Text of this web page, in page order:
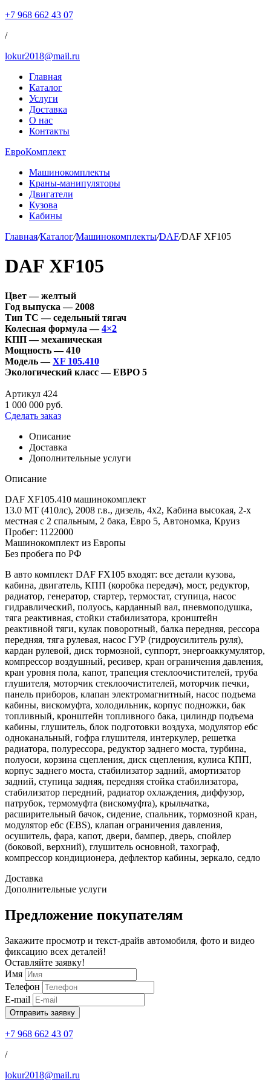
+7 968 662 43 07
/
lokur2018@mail.ru
Главная
Каталог
Услуги
Доставка
О нас
Контакты
ЕвроКомплект
Машинокомплекты
Краны-манипуляторы
Двигатели
Кузова
Кабины
Главная/Каталог/Машинокомплекты/DAF/DAF XF105
DAF XF105
Цвет — желтый
Год выпуска — 2008
Тип ТС — седельный тягач
Колесная формула —4×2
КПП — механическая
Мощность — 410
Модель —XF 105.410
Экологический класс — ЕВРО 5
Артикул 424
1 000 000 руб.
Сделать заказ
Описание
Доставка
Дополнительные услуги
Описание
DAF XF105.410 машинокомплект
13.0 MT (410лс), 2008 г.в., дизель, 4х2, Кабина высокая, 2-х
местная с 2 спальным, 2 бака, Евро 5, Автономка, Круиз
Пробег: 1122000
Машинокомплект из Европы
Без пробега по РФ
В авто комплект DAF FX105 входят: все детали кузова,
кабина, двигатель, КПП (коробка передач), мост, редуктор,
радиатор, генератор, стартер, термостат, ступица, насос
гидравлический, полуось, карданный вал, пневмоподушка,
тяга реактивная, стойки стабилизатора, кронштейн
реактивной тяги, кулак поворотный, балка передняя, рессора
передняя, тяга рулевая, насос ГУР (гидроусилитель руля),
кардан рулевой, диск тормозной, суппорт, энергоаккумулятор,
компрессор воздушный, ресивер, кран ограничения давления,
кран уровня пола, капот, трапеция стеклоочистителей, труба
глушителя, моторчик стеклоочистителей, моторчик печки,
панель приборов, клапан электромагнитный, насос подъема
кабины, вискомуфта, холодильник, корпус подножки, бак
топливный, кронштейн топливного бака, цилиндр подъема
кабины, глушитель, блок подготовки воздуха, модулятор ебс
одноканальный, гофра глушителя, интеркулер, решетка
радиатора, полурессора, редуктор заднего моста, турбина,
полуоси, корзина сцепления, диск сцепления, кулиса КПП,
корпус заднего моста, стабилизатор задний, амортизатор
задний, ступица задняя, передняя стойка стабилизатора,
стабилизатор передний, радиатор охлаждения, диффузор,
патрубок, термомуфта (вискомуфта), крыльчатка,
расширительный бачок, сидение, спальник, тормозной кран,
модулятор ебс (EBS), клапан ограничения давления,
осушитель, фара, капот, двери, бампер, дверь, спойлер
(боковой, верхний), глушитель основной, тахограф,
компрессор кондиционера, дефлектор кабины, зеркало, седло
Доставка
Дополнительные услуги
Предложение покупателям
Закажите просмотр и текст-драйв автомобиля, фото и видео
фиксацию всех деталей!
Оставляйте заявку!
Имя
Телефон
E-mail
Отправить заявку
+7 968 662 43 07
/
lokur2018@mail.ru